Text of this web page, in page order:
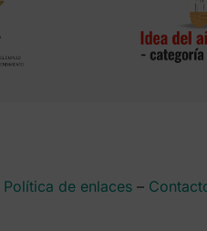
Política de enlaces–